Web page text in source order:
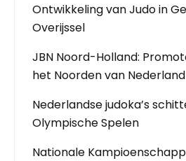
Ontwikkeling van Judo in
Overijssel
JBN Noord-Holland:
het Noorden van Nederland
Nederlandse judoka’s
Olympische Spelen
Nationale